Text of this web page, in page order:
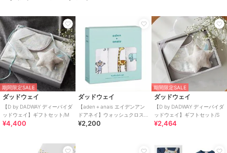
期間限定SALE
ダッドウェイ
【D by DADWAY ディーバイダ
ッドウェイ】ギフトセット/M
¥4,400
ダッドウェイ
【aden＋anais エイデンアン
ドアネイ】ウォッシュクロス/3
枚
¥2,200
期間限定SALE
ダッドウェイ
【D by DADWAY ディーバイダ
ッドウェイ】ギフトセット/S
¥2,464